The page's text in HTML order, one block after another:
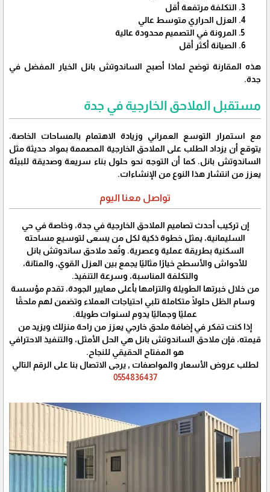
التكلفة مرتفعة أقل
العزل الحراري متوسط عالي
المرونة في التصميم محدودة عالية
الصيانة أكثر أقل
هذه المقارنة توضح لماذا أصبح الساندوتش بانل الخيار المفضل في
جدة.
مستقبل الملاحق الخارجية في جدة
مع استمرار التوسع العمراني وزيادة الاهتمام بالمساحات الخاصة،
يتوقع أن يزداد الطلب على الملاحق الخارجية المصممة بمواد حديثة مثل
الساندوتش بانل. كما أن التوجه نحو حلول بناء سريعة وصديقة للبيئة
يعزز من انتشار هذا النوع من الإنشاءات.
تواصل معنا اليوم
إن تركيب أحدث تصاميم الملاحق الخارجية في جدة، وخاصة في حي
السليمانية، يمثل خطوة ذكية لكل من يسعى لتوسيع مساحته
السكنية بطريقة عملية وعصرية. وتُعد ملاحق ساندوتش بانل
للأحواش والأسطح خيارًا مثاليًا يجمع بين العزل القوي، والمتانة،
والتكلفة المناسبة، وسرعة التنفيذ.
من خلال خبرتها الطويلة والتزامها بأعلى معايير الجودة، تقدم مؤسسة
وسام الظل حلولًا متكاملة تلبي احتياجات العملاء وتضمن لهم ملحقًا
عمليًا وجماليًا يدوم لسنوات طويلة.
إذا كنت تفكر في إضافة ملحق خارجي يعزز من راحة منزلك ويزيد من
قيمته، فإن ملاحق الساندوتش بانل هي الحل الأمثل، والتنفيذ الاحترافي
هو المفتاح الحقيقي للنجاح.
لطلب عروض الأسعار والمواصفات , يرجى الاتصال بنا على الرقم التالي
0554836437